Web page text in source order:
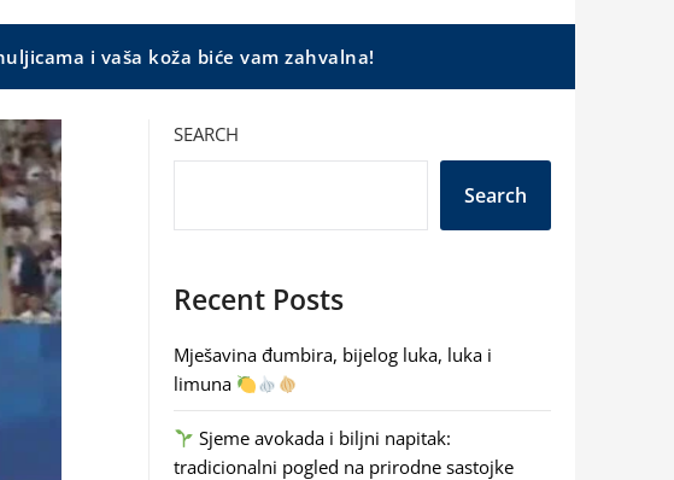
i vaša koža biće vam zahvalna!
SEARCH
Search
Recent Posts
Mješavina đumbira, bijelog luka, luka i
limuna
Sjeme avokada i biljni napitak:
tradicionalni pogled na prirodne sastojke